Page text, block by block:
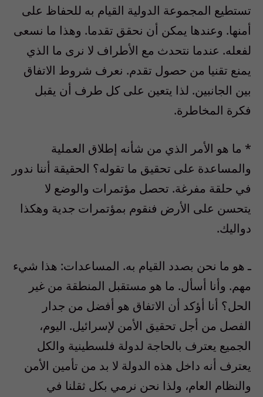
تستطيع المجموعة الدولية القيام به للحفاظ على
أمنها. وعندها يمكن أن نحقق تقدما. وهذا ما نسعى
لفعله. عندما نتحدث مع الأطراف لا نرى ما الذي
يمنع تقنيا من حصول تقدم. نعرف شروط الاتفاق
بين الجانبين. لذا يتعين على كل طرف أن يقبل
فكرة المخاطرة.
‌* ما هو الأمر الذي من شأنه إطلاق العملية
والمساعدة على تحقيق ما تقوله؟ الحقيقة أننا ندور
في حلقة مفرغة. تحصل مؤتمرات والوضع لا
يتحسن على الأرض فنقوم بمؤتمرات جدية وهكذا
دواليك.
ـ هو ما نحن بصدد القيام به. المساعدات: هذا شيء
مهم. وأنا أسأل. ما هو مستقبل المنطقة من غير
الحل؟ أنا أؤكد أن الاتفاق هو أفضل من جدار
الفصل من أجل تحقيق الأمن لإسرائيل. اليوم،
الجميع يعترف بالحاجة لدولة فلسطينية والكل
يعترف أنه داخل هذه الدولة لا بد من تأمين الأمن
والنظام العام، ولذا نحن نرمي بكل ثقلنا في